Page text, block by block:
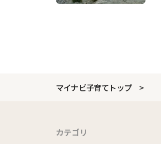
マイナビ子育てトップ
カテゴリ